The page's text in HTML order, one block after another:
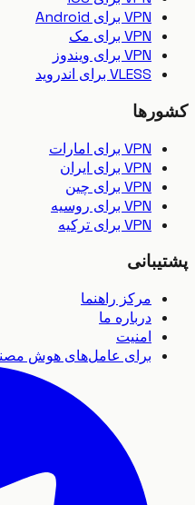
VPN برای Android
VPN برای مک
VPN برای ویندوز
VLESS برای اندروید
VPN برای امارات
VPN برای ایران
VPN برای چین
VPN برای روسیه
VPN برای ترکیه
مرکز راهنما
درباره ما
امنیت
برای عامل‌های هوش مصنوعی